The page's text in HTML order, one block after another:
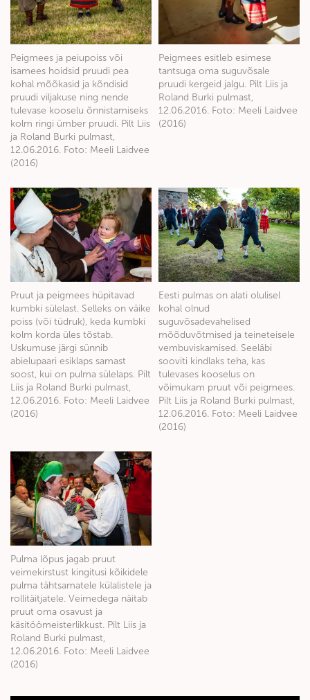
Peigmees ja peiupoiss või
isamees hoidsid pruudi pea
kohal mõõkasid ja kõndisid
pruudi viljakuse ning nende
tulevase kooselu õnnistamiseks
kolm ringi ümber pruudi. Pilt Liis
ja Roland Burki pulmast,
12.06.2016. Foto: Meeli Laidvee
(2016)
Peigmees esitleb esimese
tantsuga oma suguvõsale
pruudi kergeid jalgu. Pilt Liis ja
Roland Burki pulmast,
12.06.2016. Foto: Meeli Laidvee
(2016)
Pruut ja peigmees hüpitavad
kumbki sülelast. Selleks on väike
poiss (või tüdruk), keda kumbki
kolm korda üles tõstab.
Uskumuse järgi sünnib
abielupaari esiklaps samast
soost, kui on pulma sülelaps. Pilt
Liis ja Roland Burki pulmast,
12.06.2016. Foto: Meeli Laidvee
(2016)
Eesti pulmas on alati olulisel
kohal olnud
suguvõsadevahelised
mõõduvõtmised ja teineteisele
vembuviskamised. Seeläbi
sooviti kindlaks teha, kas
tulevases kooselus on
võimukam pruut või peigmees.
Pilt Liis ja Roland Burki pulmast,
12.06.2016. Foto: Meeli Laidvee
(2016)
Pulma lõpus jagab pruut
veimekirstust kingitusi kõikidele
pulma tähtsamatele külalistele ja
rollitäitjatele. Veimedega näitab
pruut oma osavust ja
käsitöömeisterlikkust. Pilt Liis ja
Roland Burki pulmast,
12.06.2016. Foto: Meeli Laidvee
(2016)